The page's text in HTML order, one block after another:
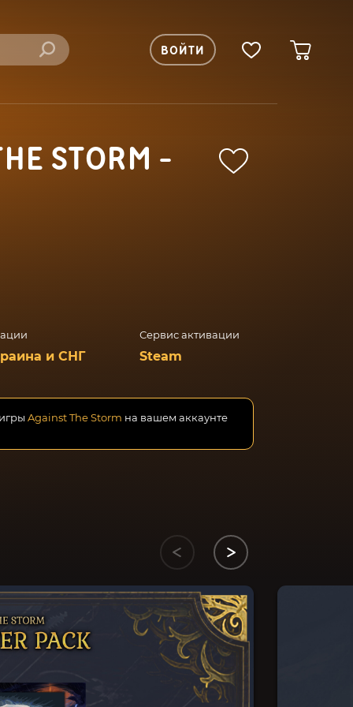
ВОЙТИ
STORM -
и СНГ
Сервис активации
Steam
Against The Storm на вашем аккаунте